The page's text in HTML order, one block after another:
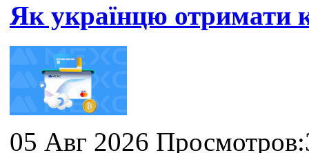
Як українцю отримати
05 Авг 2026